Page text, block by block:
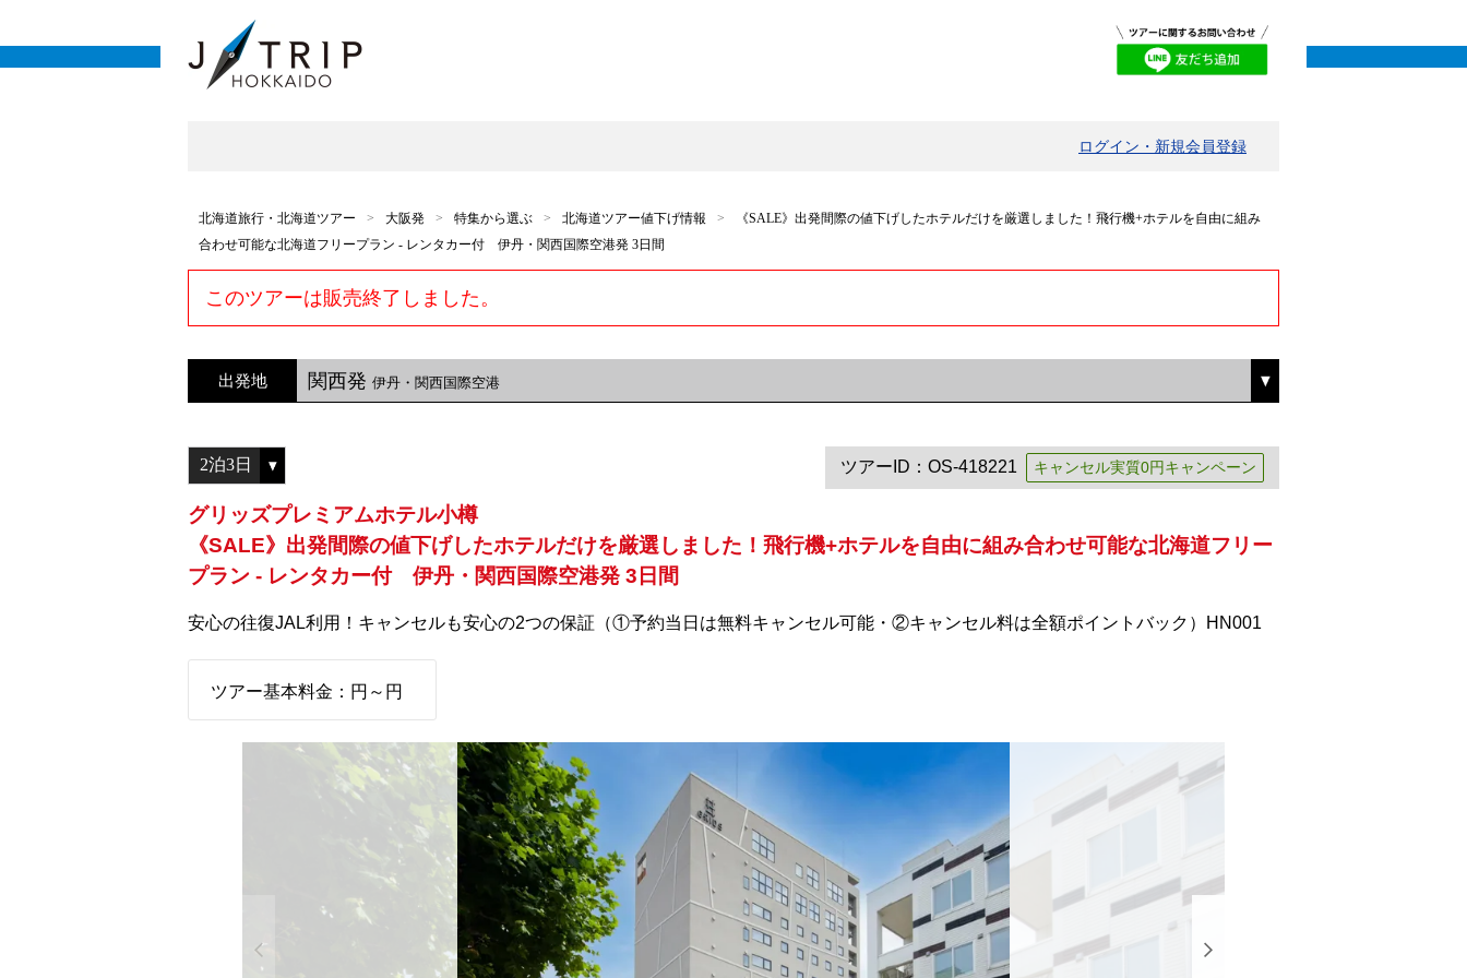
ログイン・新規会員登録
北海道旅行・北海道ツアー 大阪発 特集から選ぶ 北海道ツアー値下げ情報
《SALE》出発間際の値下げしたホテルだけを厳選しました！飛行機+ホテルを自由に組み
合わせ可能な北海道フリープラン - レンタカー付　伊丹・関西国際空港発 3日間
このツアーは販売終了しました。
出発地 関西発 伊丹・関西国際空港
ツアーID：OS-418221 キャンセル実質0円キャンペーン
グリッズプレミアムホテル小樽
《SALE》出発間際の値下げしたホテルだけを厳選しました！飛行機+ホテルを自由に組み合わせ可能な北海道フリー
プラン - レンタカー付 伊丹・関西国際空港発 3日間
安心の往復JAL利用！キャンセルも安心の2つの保証（①予約当日は無料キャンセル可能・②キャンセル料は全額ポイントバック）HN001
ツアー基本料金： 円～ 円